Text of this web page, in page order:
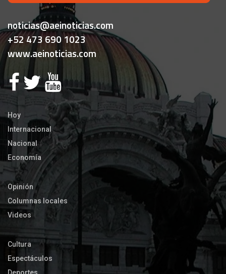
noticias@aeinoticias.com
+52 473 690 1023
www.aeinoticias.com
Hoy
Internacional
Nacional
Economía
Opinión
Columnas locales
Videos
Cultura
Espectáculos
Deportes